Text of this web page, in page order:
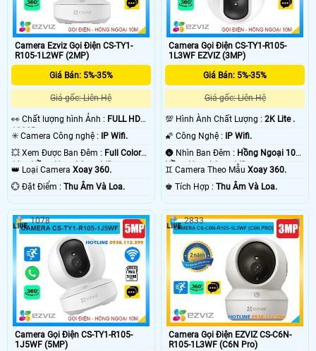
Camera Ezviz Gọi Điện CS-TY1-
R105-1L2WF (2MP)
Giá Bán: 5%-35%
Giá gốc: Liên Hệ
️👀 Chất lượng hình Ảnh : FULL HD
1080P .
✳️ Camera Công nghệ :
IP Wifi.
💥 Xem Được Ban Đêm : Full Color
10m Hồng Ngoại Smart IR.
👑 Loại Camera Xoay 360.
️💮 Đặt Điểm : Thu Âm Và Loa.
Camera Gọi Điện CS-TY1-R105-
1L3WF EZVIZ (3MP)
Giá Bán: 5%-35%
Giá gốc: Liên Hệ
💯 Hình Ành Chất Lượng :2K Lite .
🌠 Công Nghệ :
IP Wifi.
🌚 Nhìn Ban Đêm : Hồng Ngoại 10m
Hồng Ngoại Smart IR.
♊ Camera Theo MẫuXoay 360.
️♚ Tích Hợp :Thu Âm Và Loa.
Camera Gọi Điện CS-TY1-R105-
1J5WF (5MP)
1078
Camera Gọi Điện EZVIZ CS-C6N-
R105-1L3WF (C6N Pro)
2833